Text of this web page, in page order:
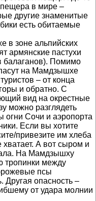
в мире –
другие знаменитые
есть обитаемые
в зоне альпийских
армянские пастухи
балаганов). Помимо
на Мамдзышхе
– от конца
и обратно. С
вид на окрестные
можно разглядеть
огни Сочи и аэропорта
Если вы хотите
привезите им хлеба
хватает. А вот сыром и
На Мамдзышху
тропинки между
псы
Другая опасность –
от удара молнии